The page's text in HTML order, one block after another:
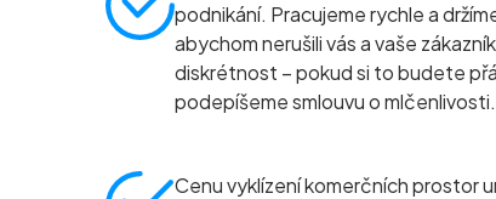
podnikání. Pracujeme rychle a
abychom nerušili vás a vaše
diskrétnost – pokud si to budete
podepíšeme smlouvu o mlčenlivosti.
Cenu vyklízení komerčních prostor